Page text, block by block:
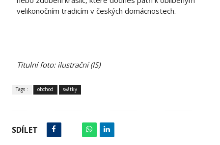
velikonočním tradicím v českých domácnostech.
Titulní foto: ilustrační (IS)
Tags : obchod svátky
SDÍLET